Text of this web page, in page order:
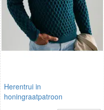
Herentrui in
honingraatpatroon